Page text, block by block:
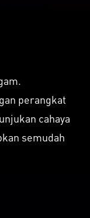
perangkat
cahaya
semudah